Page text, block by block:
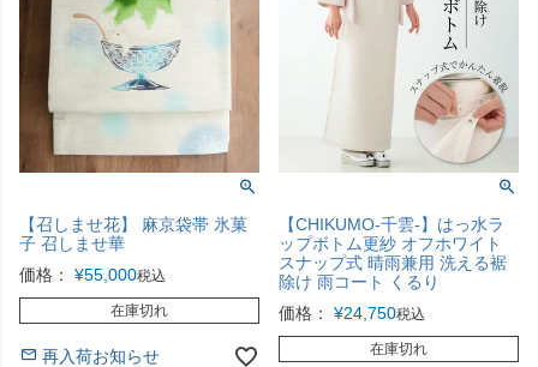
【召しませ花】 麻京袋帯 氷菓
子 召しませ華
価格：
¥55,000税込
在庫切れ
再入荷お知らせ
【CHIKUMO-千雲-】はっ水ラ
ップボトム更紗 オフホワイト
スナップ式 晴雨兼用 洗える裾
除け 雨コート くるり
価格：
¥24,750税込
在庫切れ